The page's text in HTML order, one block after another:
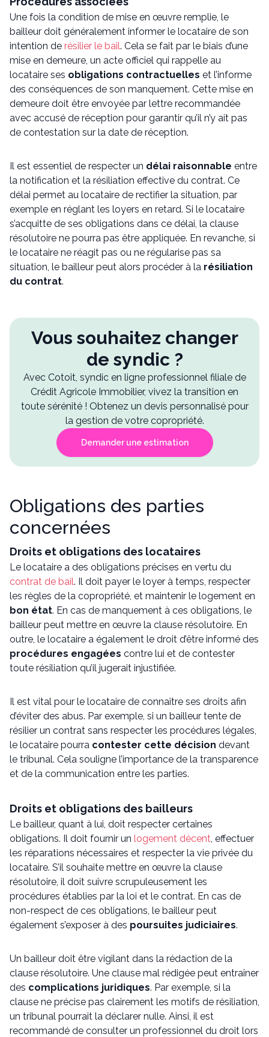
Une fois la condition de mise en œuvre remplie, le
bailleur doit généralement informer le locataire de son
intention de résilier le bail. Cela se fait par le biais d’une
mise en demeure, un acte officiel qui rappelle au
locataire ses obligations contractuelles et l’informe
des conséquences de son manquement. Cette mise en
demeure doit être envoyée par lettre recommandée
avec accusé de réception pour garantir qu’il n’y ait pas
de contestation sur la date de réception.
Il est essentiel de respecter un délai raisonnable entre
la notification et la résiliation effective du contrat. Ce
délai permet au locataire de rectifier la situation, par
exemple en réglant les loyers en retard. Si le locataire
s’acquitte de ses obligations dans ce délai, la clause
résolutoire ne pourra pas être appliquée. En revanche, si
le locataire ne réagit pas ou ne régularise pas sa
situation, le bailleur peut alors procéder à la résiliation
du contrat.
Vous souhaitez changer
de syndic ?
Avec Cotoit, syndic en ligne professionnel filiale de
Crédit Agricole Immobilier, vivez la transition en
toute sérénité ! Obtenez un devis personnalisé pour
la gestion de votre copropriété.
Demander une estimation
Obligations des parties
concernées
Droits et obligations des locataires
Le locataire a des obligations précises en vertu du
contrat de bail. Il doit payer le loyer à temps, respecter
les règles de la copropriété, et maintenir le logement en
bon état. En cas de manquement à ces obligations, le
bailleur peut mettre en œuvre la clause résolutoire. En
outre, le locataire a également le droit d’être informé des
procédures engagées contre lui et de contester
toute résiliation qu’il jugerait injustifiée.
Il est vital pour le locataire de connaître ses droits afin
d’éviter des abus. Par exemple, si un bailleur tente de
résilier un contrat sans respecter les procédures légales,
le locataire pourra contester cette décision devant
le tribunal. Cela souligne l’importance de la transparence
et de la communication entre les parties.
Droits et obligations des bailleurs
Le bailleur, quant à lui, doit respecter certaines
obligations. Il doit fournir un logement décent, effectuer
les réparations nécessaires et respecter la vie privée du
locataire. S’il souhaite mettre en œuvre la clause
résolutoire, il doit suivre scrupuleusement les
procédures établies par la loi et le contrat. En cas de
non-respect de ces obligations, le bailleur peut
également s’exposer à des poursuites judiciaires.
Un bailleur doit être vigilant dans la rédaction de la
clause résolutoire. Une clause mal rédigée peut entraîner
des complications juridiques. Par exemple, si la
clause ne précise pas clairement les motifs de résiliation,
un tribunal pourrait la déclarer nulle. Ainsi, il est
recommandé de consulter un professionnel du droit lors